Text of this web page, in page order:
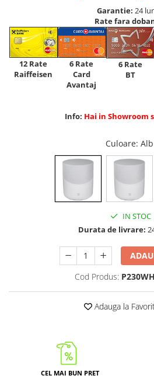
Garantie: 24
Rate fara
12 Rate
Raiffeisen
6 Rate
Card
Avantaj
6 Rate
BT
Info: Hai in Showroom
Culoare: Alb
IN STOC
Durata de livrare:
Cod Produs:
Adauga la
CEL MAI BUN PRET